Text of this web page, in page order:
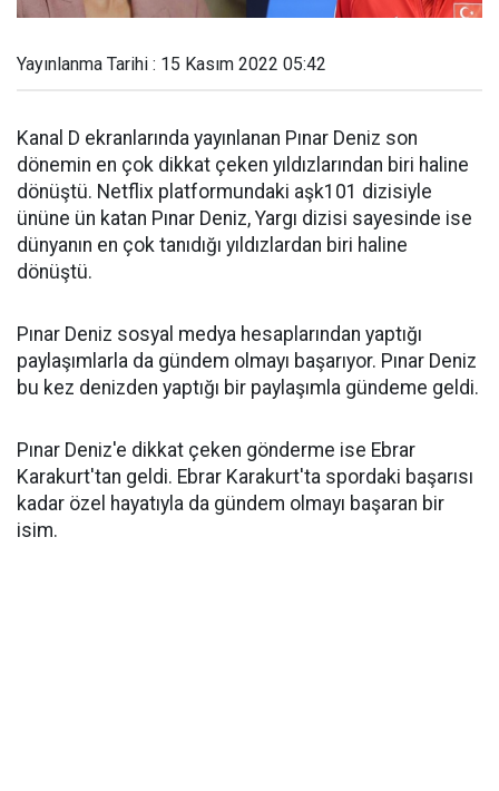
Yayınlanma Tarihi : 15 Kasım 2022 05:42
Kanal D ekranlarında yayınlanan Pınar Deniz son
dönemin en çok dikkat çeken yıldızlarından biri haline
dönüştü. Netflix platformundaki aşk101 dizisiyle
ününe ün katan Pınar Deniz, Yargı dizisi sayesinde ise
dünyanın en çok tanıdığı yıldızlardan biri haline
dönüştü.
Pınar Deniz sosyal medya hesaplarından yaptığı
paylaşımlarla da gündem olmayı başarıyor. Pınar Deniz
bu kez denizden yaptığı bir paylaşımla gündeme geldi.
Pınar Deniz'e dikkat çeken gönderme ise Ebrar
Karakurt'tan geldi. Ebrar Karakurt'ta spordaki başarısı
kadar özel hayatıyla da gündem olmayı başaran bir
isim.